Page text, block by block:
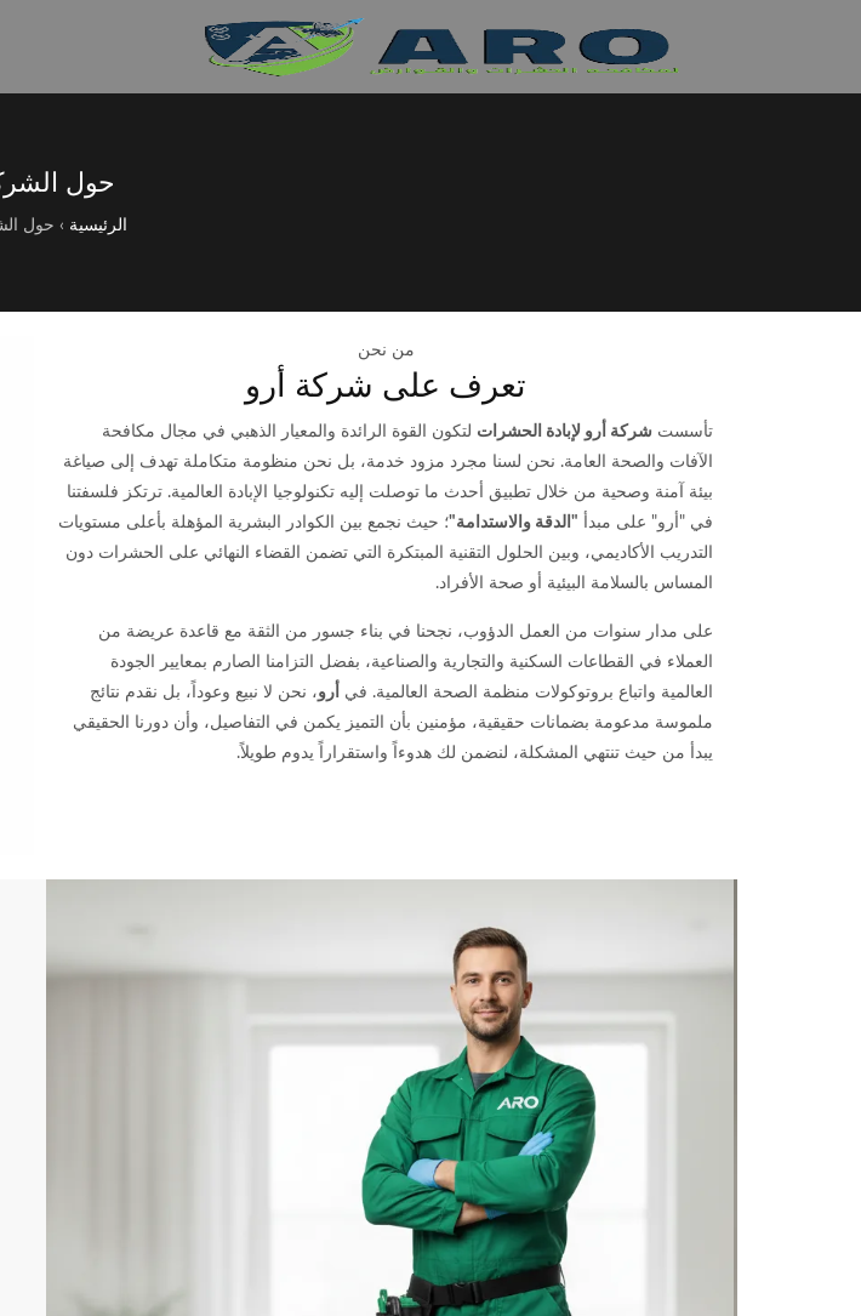
حول
الرئيسية › حول
من نحن
تعرف على شركة أرو
تأسست شركة أرو لإبادة الحشرات لتكون القوة الرائدة والمعيار الذهبي في مجال مكافحة
الآفات والصحة العامة. نحن لسنا مجرد مزود خدمة، بل نحن منظومة متكاملة تهدف إلى صياغة
بيئة آمنة وصحية من خلال تطبيق أحدث ما توصلت إليه تكنولوجيا الإبادة العالمية. ترتكز فلسفتنا
في "أرو" على مبدأ "الدقة والاستدامة"؛ حيث نجمع بين الكوادر البشرية المؤهلة بأعلى مستويات
التدريب الأكاديمي، وبين الحلول التقنية المبتكرة التي تضمن القضاء النهائي على الحشرات دون
المساس بالسلامة البيئية أو صحة الأفراد.
على مدار سنوات من العمل الدؤوب، نجحنا في بناء جسور من الثقة مع قاعدة عريضة من
العملاء في القطاعات السكنية والتجارية والصناعية، بفضل التزامنا الصارم بمعايير الجودة
العالمية واتباع بروتوكولات منظمة الصحة العالمية. في
أرو، نحن لا نبيع وعوداً، بل نقدم نتائج
ملموسة مدعومة بضمانات حقيقية، مؤمنين بأن التميز يكمن في التفاصيل، وأن دورنا الحقيقي
يبدأ من حيث تنتهي المشكلة، لنضمن لك هدوءاً واستقراراً يدوم طويلاً.